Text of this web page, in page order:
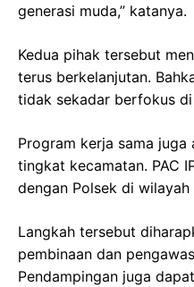
generasi muda,” katanya.
Kedua pihak tersebut
terus berkelanjutan.
tidak sekadar berfokus
Program kerja sama juga
tingkat kecamatan. PAC
dengan Polsek di
Langkah tersebut
pembinaan dan
Pendampingan juga